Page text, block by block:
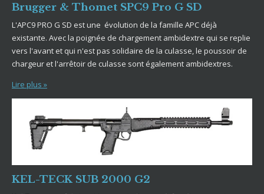
Brugger & Thomet SPC9 Pro G SD
L'APC9 PRO G SD est une évolution de la famille APC déjà
existante. Avec la poignée de chargement ambidextre qui se replie
vers l'avant et qui n'est pas solidaire de la culasse, le poussoir de
chargeur et l'arrêtoir de culasse sont également ambidextres.
Lire plus »
KEL-TECK SUB 2000 G2